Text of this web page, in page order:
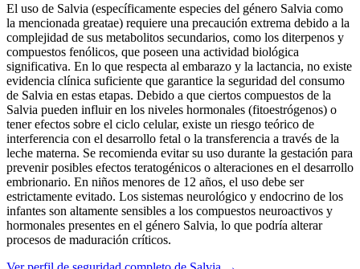
El uso de Salvia (específicamente especies del género Salvia como
la mencionada greatae) requiere una precaución extrema debido a la
complejidad de sus metabolitos secundarios, como los diterpenos y
compuestos fenólicos, que poseen una actividad biológica
significativa. En lo que respecta al embarazo y la lactancia, no existe
evidencia clínica suficiente que garantice la seguridad del consumo
de Salvia en estas etapas. Debido a que ciertos compuestos de la
Salvia pueden influir en los niveles hormonales (fitoestrógenos) o
tener efectos sobre el ciclo celular, existe un riesgo teórico de
interferencia con el desarrollo fetal o la transferencia a través de la
leche materna. Se recomienda evitar su uso durante la gestación para
prevenir posibles efectos teratogénicos o alteraciones en el desarrollo
embrionario. En niños menores de 12 años, el uso debe ser
estrictamente evitado. Los sistemas neurológico y endocrino de los
infantes son altamente sensibles a los compuestos neuroactivos y
hormonales presentes en el género Salvia, lo que podría alterar
procesos de maduración críticos.